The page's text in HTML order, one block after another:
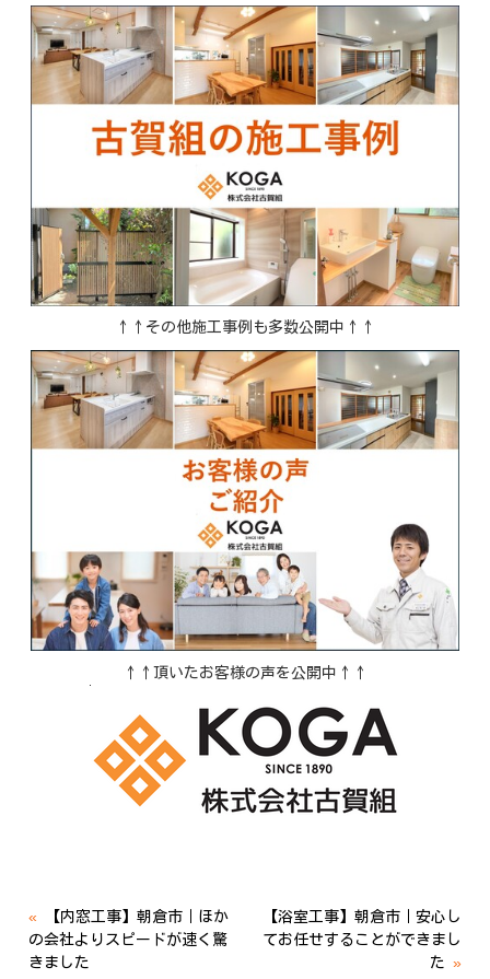
↑↑その他施工事例も多数公開中↑↑
↑↑頂いたお客様の声を公開中↑↑
«
【内窓工事】朝倉市｜ほか
の会社よりスピードが速く驚
きました
【浴室工事】朝倉市｜安心し
てお任せすることができまし
た
»